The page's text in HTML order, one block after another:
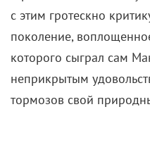
с этим гротескно
поколение,
которого сыграл сам
неприкрытым
тормозов свой